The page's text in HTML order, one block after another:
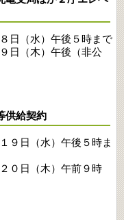
日（水）午後５時まで
日（木）午後（非公
供給契約
９日（水）午後５時ま
０日（木）午前９時